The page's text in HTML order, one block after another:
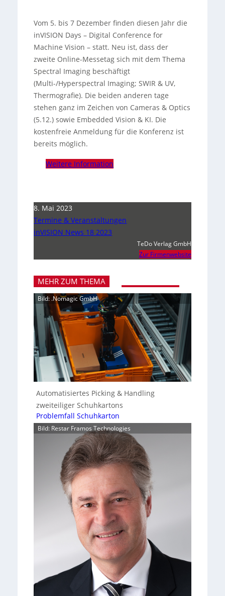
Vom 5. bis 7 Dezember finden diesen Jahr die
inVISION Days – Digital Conference for
Machine Vision – statt. Neu ist, dass der
zweite Online-Messetag sich mit dem Thema
Spectral Imaging beschäftigt
(Multi-/Hyperspectral Imaging; SWIR & UV,
Thermografie). Die beiden anderen tage
stehen ganz im Zeichen von Cameras & Optics
(5.12.) sowie Embedded Vision & KI. Die
kostenfreie Anmeldung für die Konferenz ist
bereits möglich.
Weitere Information
8. Mai 2023
Termine & Veranstaltungen
inVISION News 18 2023
TeDo Verlag GmbH
Zur Firmenwebsite
MEHR ZUM THEMA
Bild: .Nomagic GmbH
Automatisiertes Picking & Handling
zweiteiliger Schuhkartons
Problemfall Schuhkarton
Bild: Restar Framos Technologies